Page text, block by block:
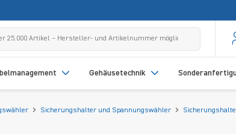
Gehäusetechnik
Sicherungshalter und Spannungswähler